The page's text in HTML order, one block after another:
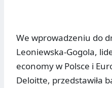
We wprowadzeniu do
Leoniewska-Gogola,
economy w Polsce i
Deloitte, przedstawiła